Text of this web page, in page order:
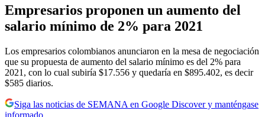
Empresarios proponen un aumento del
salario mínimo de 2% para 2021
Los empresarios colombianos anunciaron en la mesa de negociación
que su propuesta de aumento del salario mínimo es del 2% para
2021, con lo cual subiría $17.556 y quedaría en $895.402, es decir
$585 diarios.
Siga las noticias de SEMANA en Google Discover y manténgase
informado